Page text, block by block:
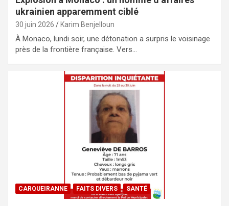
ukrainien apparemment ciblé
30 juin 2026 Karim Benjelloun
À Monaco, lundi soir, une détonation a surpris le voisinage
près de la frontière française. Vers…
CARQUEIRANNE FAITS DIVERS SANTÉ